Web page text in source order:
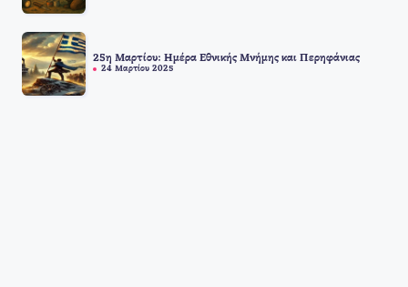
25η Μαρτίου: Ημέρα Εθνικής Μνήμης και Περηφάνιας
24 Μαρτίου 2025